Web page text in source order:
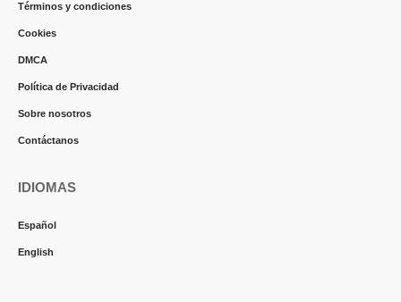
Términos y condiciones
Cookies
DMCA
Política de Privacidad
Sobre nosotros
Contáctanos
IDIOMAS
Español
English